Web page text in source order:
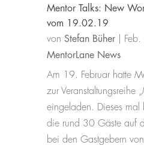
Mentor Talks: New
vom 19.02.19
vonStefan Büher
MentorLane News
Am 19. Februar hatte
zur Veranstaltungsreihe
eingeladen. Dieses mal
die rund 30 Gäste auf
bei den Gastgebern